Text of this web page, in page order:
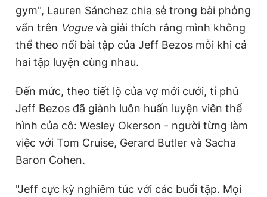
gym", Lauren Sánchez chia sẻ trong bài phỏng
vấn trên Voguevà giải thích rằng mình không
thể theo nổi bài tập của Jeff Bezos mỗi khi cả
hai tập luyện cùng nhau.
Đến mức, theo tiết lộ của vợ mới cưới, tỉ phú
Jeff Bezos đã giành luôn huấn luyện viên thể
hình của cô: Wesley Okerson - người từng làm
việc với Tom Cruise, Gerard Butler và Sacha
Baron Cohen.
"Jeff cực kỳ nghiêm túc với các buổi tập. Mọi